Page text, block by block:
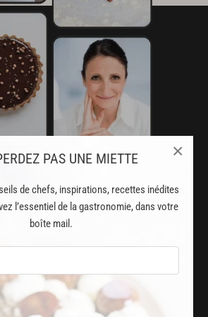
PAS UNE MIETTE
de chefs, inspirations, recettes inédites
l’essentiel de la gastronomie, dans votre
boîte mail.
×
ABONNEMENT
CHEFS, ENFIN ACCESSIBLE !
exclusives